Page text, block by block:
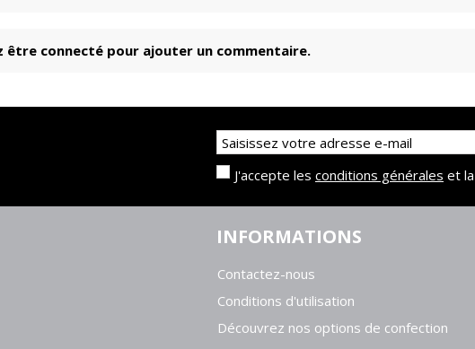
être connecté pour ajouter un commentaire.
J'accepte les conditions générales et la
INFORMATIONS
Contactez-nous
Conditions d'utilisation
Découvrez nos options de confection